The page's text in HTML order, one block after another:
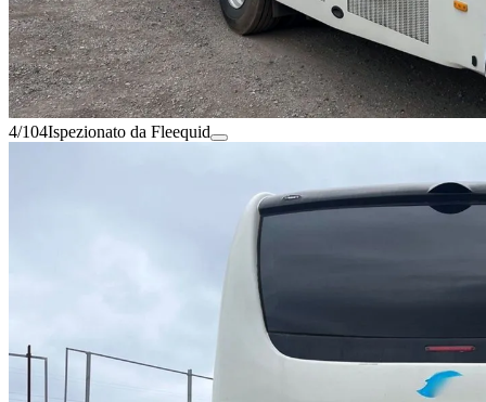
4/104Ispezionato da Fleequid